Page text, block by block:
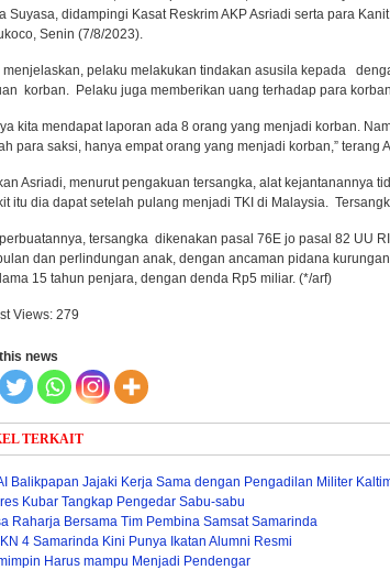
Suyasa, didampingi Kasat Reskrim AKP Asriadi serta para
Senin (7/8/2023).
menjelaskan, pelaku melakukan tindakan asusila kepada
korban. Pelaku juga memberikan uang terhadap para
kita mendapat laporan ada 8 orang yang menjadi korban.
para saksi, hanya empat orang yang menjadi korban,” terang
Asriadi, menurut pengakuan tersangka, alat kejantanannya
itu dia dapat setelah pulang menjadi TKI di Malaysia.
tersangka dikenakan pasal 76E jo pasal 82 UU
dan perlindungan anak, dengan ancaman pidana
15 tahun penjara, dengan denda Rp5 miliar. (*/arf)
Views: 279
news
TERKAIT
Balikpapan Jajaki Kerja Sama dengan Pengadilan Militer
Kubar Tangkap Pengedar Sabu-sabu
Raharja Bersama Tim Pembina Samsat Samarinda
4 Samarinda Kini Punya Ikatan Alumni Resmi
Harus mampu Menjadi Pendengar